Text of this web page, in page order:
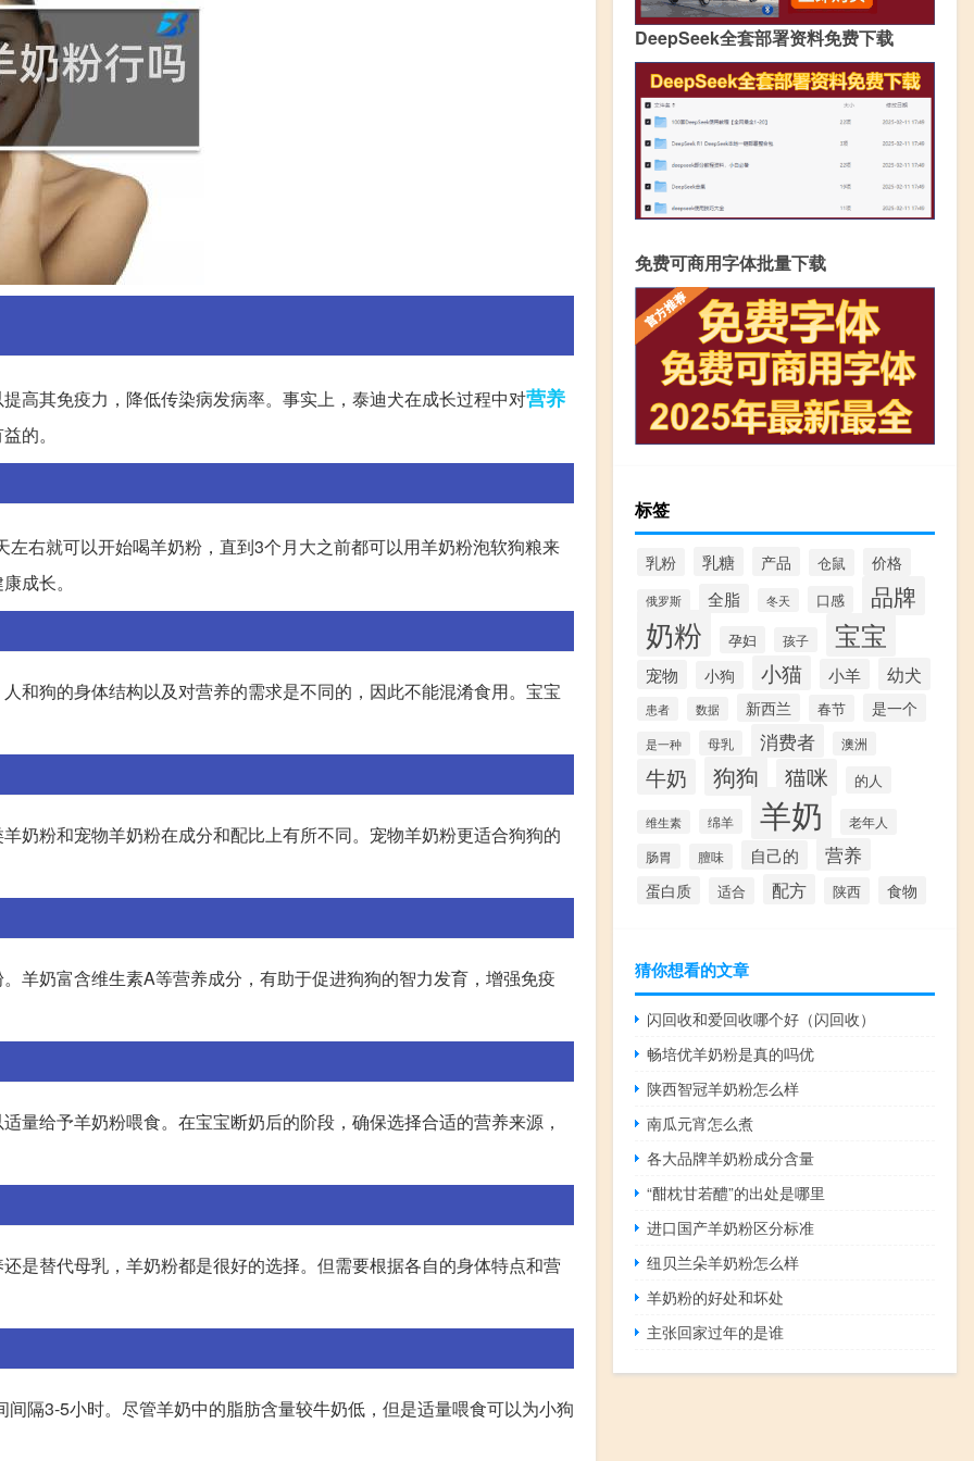
高其免疫力，降低传染病发病率。事实上，泰迪犬在成长过程中对营养
的。
右就可以开始喝羊奶粉，直到3个月大之前都可以用羊奶粉泡软狗粮来
成长。
和狗的身体结构以及对营养的需求是不同的，因此不能混淆食用。宝宝
奶粉和宠物羊奶粉在成分和配比上有所不同。宠物羊奶粉更适合狗狗的
羊奶富含维生素A等营养成分，有助于促进狗狗的智力发育，增强免疫
量给予羊奶粉喂食。在宝宝断奶后的阶段，确保选择合适的营养来源，
是替代母乳，羊奶粉都是很好的选择。但需要根据各自的身体特点和营
隔3-5小时。尽管羊奶中的脂肪含量较牛奶低，但是适量喂食可以为小狗
DeepSeek全套部署资料免费下载
免费可商用字体批量下载
标签
乳粉 乳糖 产品 仓鼠 价格
俄罗斯 全脂 冬天 口感 品牌
奶粉 孕妇 孩子 宝宝
宠物 小狗 小猫 小羊 幼犬
患者 数据 新西兰 春节 是一个
是一种 母乳 消费者 澳洲
牛奶 狗狗 猫咪 的人
维生素 绵羊 羊奶 老年人
肠胃 膻味 自己的 营养
蛋白质 适合 配方 陕西 食物
猜你想看的文章
闪回收和爱回收哪个好（闪回收）
畅培优羊奶粉是真的吗优
陕西智冠羊奶粉怎么样
南瓜元宵怎么煮
各大品牌羊奶粉成分含量
“酣枕甘若醴”的出处是哪里
进口国产羊奶粉区分标准
纽贝兰朵羊奶粉怎么样
羊奶粉的好处和坏处
主张回家过年的是谁